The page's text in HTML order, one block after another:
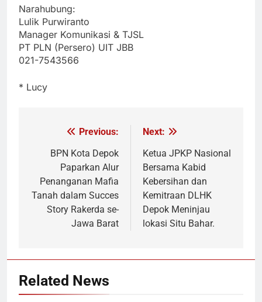
Narahubung:
Lulik Purwiranto
Manager Komunikasi & TJSL
PT PLN (Persero) UIT JBB
021-7543566
* Lucy
Navigasi
pos
Previous:
BPN Kota Depok
Paparkan Alur
Penanganan Mafia
Tanah dalam Succes
Story Rakerda se-
Jawa Barat
Next:
Ketua JPKP Nasional
Bersama Kabid
Kebersihan dan
Kemitraan DLHK
Depok Meninjau
lokasi Situ Bahar.
Related News